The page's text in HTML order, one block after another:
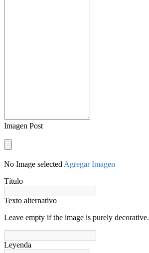
Imagen Post
No Image selected Agregar Imagen
Título
Texto alternativo
Leave empty if the image is purely decorative.
Leyenda